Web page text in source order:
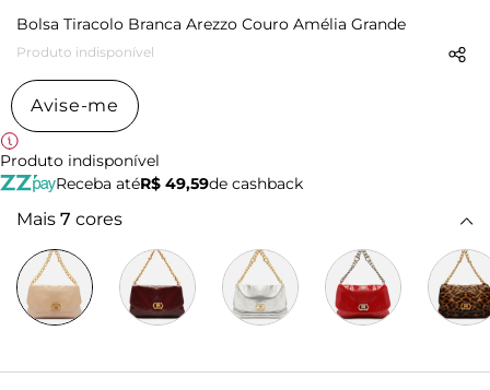
Bolsa Tiracolo Branca Arezzo Couro Amélia Grande
Produto indisponível
Avise-me
Produto indisponível
Receba atéR$ 49,59de cashback
Mais 7 cores